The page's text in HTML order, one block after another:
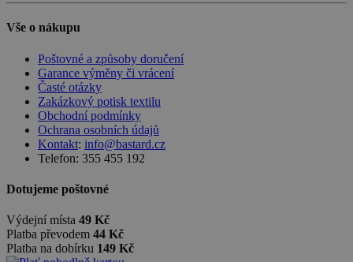
Vše o nákupu
Poštovné a způsoby doručení
Garance výměny či vrácení
Časté otázky
Zakázkový potisk textilu
Obchodní podmínky
Ochrana osobních údajů
Kontakt: info@bastard.cz
Telefon: 355 455 192
Dotujeme poštovné
Výdejní místa 49 Kč
Platba převodem 44 Kč
Platba na dobírku 149 Kč